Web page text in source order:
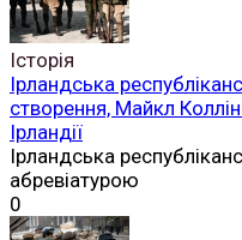
Історія
Ірландська
створення, Майкл
Ірландії
Ірландська
абревіатурою
0